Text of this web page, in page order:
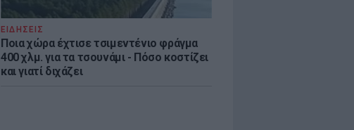
ΕΙΔΗΣΕΙΣ
Ποια χώρα έχτισε τσιμεντένιο φράγμα
400 χλμ. για τα τσουνάμι - Πόσο κοστίζει
και γιατί διχάζει